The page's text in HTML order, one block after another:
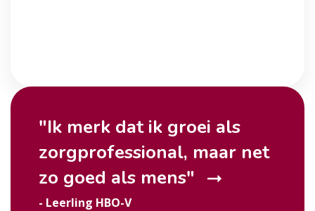
"Ik merk dat ik groei als
zorgprofessional, maar net
zo goed als mens"
- Leerling HBO-V